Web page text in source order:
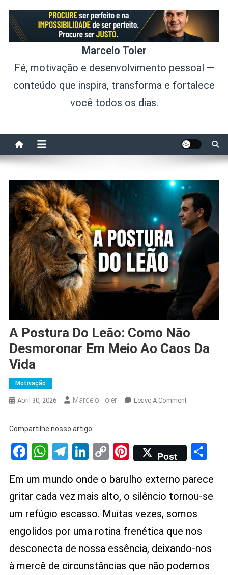
content
Marcelo Toler
Fé, motivação e desenvolvimento pessoal —
conteúdo que inspira, transforma e fortalece
você todos os dias.
A Postura Do Leão: Como Não
Desmoronar Em Meio Ao Caos Da
Vida
Motivação
Abril 30, 2026 Marcelo Toler Leave A CommentOn
Leão:
Como
Desmoronar
Em
Ao
Caos
Vida
Compartilhe nosso artigo:
Facebook
WhatsApp
Telegram
LinkedIn
CopyPinterest
Post
Em um mundo onde o barulho externo parece
gritar cada vez mais alto, o silêncio tornou-se
um refúgio escasso. Muitas vezes, somos
engolidos por uma rotina frenética que nos
desconecta de nossa essência, deixando-nos
à mercê de circunstâncias que não podemos